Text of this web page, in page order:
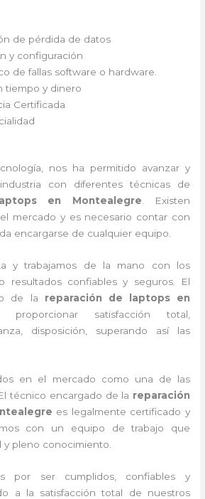
de pérdida de datos
y configuración
de fallas software o hardware
tiempo y dinero
Certificada
nos ha permitido avanzar y
con diferentes técnicas de
en Montealegre . Existen
mercado y es necesario contar con
encargarse de cualquier equipo.
y trabajamos de la mano con los
resultados confiables y seguros. El
de la reparación de laptops en
proporcionar satisfacción total,
disposición, superando así las
en el mercado como una de las
técnico encargado de la reparación
es legalmente certificado y
con un equipo de trabajo que
y pleno conocimiento.
por ser cumplidos, confiables y
a la satisfacción total de nuestros